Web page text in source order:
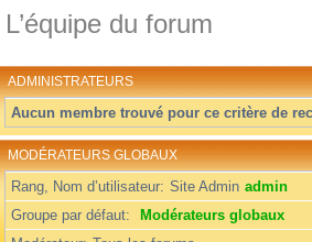
L’équipe du forum
ADMINISTRATEURS
Aucun membre trouvé pour ce critère de
MODÉRATEURS GLOBAUX
Rang, Nom d’utilisateur Site Admin admin
Groupe par défaut
Modérateurs globaux